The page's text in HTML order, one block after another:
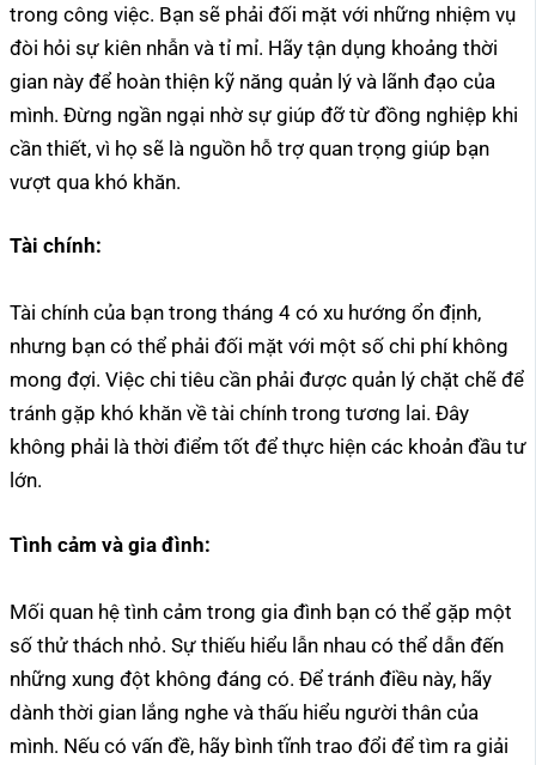
trong công việc. Bạn sẽ phải đối mặt với những nhiệm vụ
đòi hỏi sự kiên nhẫn và tỉ mỉ. Hãy tận dụng khoảng thời
gian này để hoàn thiện kỹ năng quản lý và lãnh đạo của
mình. Đừng ngần ngại nhờ sự giúp đỡ từ đồng nghiệp khi
cần thiết, vì họ sẽ là nguồn hỗ trợ quan trọng giúp bạn
vượt qua khó khăn.
Tài chính:
Tài chính của bạn trong tháng 4 có xu hướng ổn định,
nhưng bạn có thể phải đối mặt với một số chi phí không
mong đợi. Việc chi tiêu cần phải được quản lý chặt chẽ để
tránh gặp khó khăn về tài chính trong tương lai. Đây
không phải là thời điểm tốt để thực hiện các khoản đầu tư
lớn.
Tình cảm và gia đình:
Mối quan hệ tình cảm trong gia đình bạn có thể gặp một
số thử thách nhỏ. Sự thiếu hiểu lẫn nhau có thể dẫn đến
những xung đột không đáng có. Để tránh điều này, hãy
dành thời gian lắng nghe và thấu hiểu người thân của
mình. Nếu có vấn đề, hãy bình tĩnh trao đổi để tìm ra giải